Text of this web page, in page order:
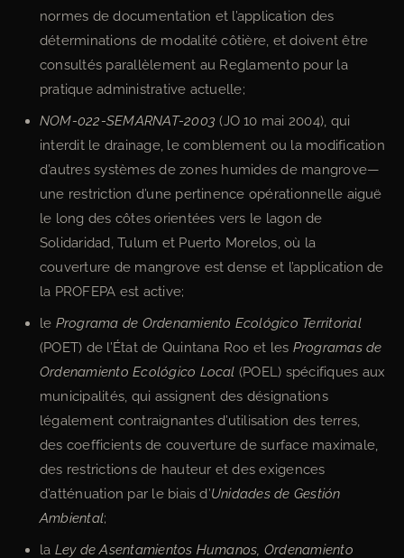
normes de documentation et l’application des
déterminations de modalité côtière, et doivent être
consultés parallèlement au Reglamento pour la
pratique administrative actuelle;
NOM-022-SEMARNAT-2003 (JO 10 mai 2004), qui
interdit le drainage, le comblement ou la modification
d’autres systèmes de zones humides de mangrove—
une restriction d’une pertinence opérationnelle aiguë
le long des côtes orientées vers le lagon de
Solidaridad, Tulum et Puerto Morelos, où la
couverture de mangrove est dense et l’application de
la PROFEPA est active;
le Programa de Ordenamiento Ecológico Territorial
(POET) de l’État de Quintana Roo et les Programas de
Ordenamiento Ecológico Local (POEL) spécifiques aux
municipalités, qui assignent des désignations
légalement contraignantes d’utilisation des terres,
des coefficients de couverture de surface maximale,
des restrictions de hauteur et des exigences
d’atténuation par le biais d’Unidades de Gestión
Ambiental;
la Ley de Asentamientos Humanos, Ordenamiento